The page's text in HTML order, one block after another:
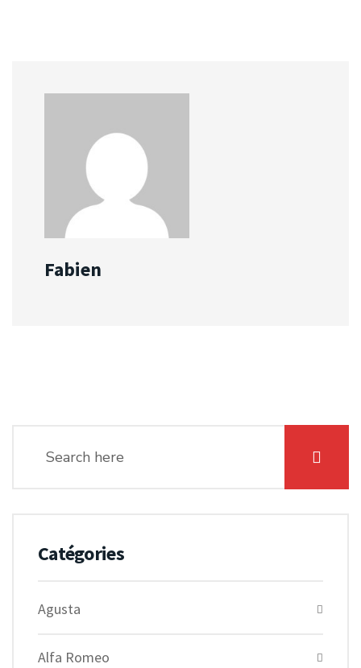
Fabien
Catégories
Agusta
Alfa Romeo